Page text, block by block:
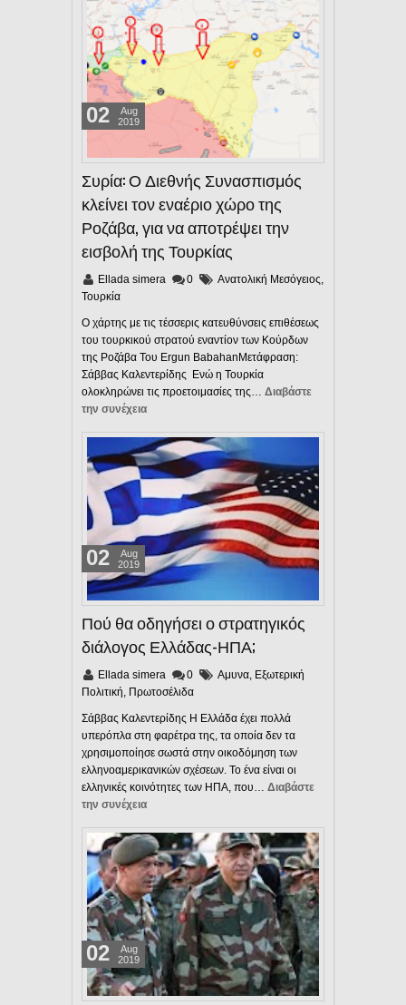
Συρία: Ο Διεθνής Συνασπισμός
κλείνει τον εναέριο χώρο της
Ροζάβα, για να αποτρέψει την
εισβολή της Τουρκίας
Ellada simera 0 Ανατολική Μεσόγειος,
Τουρκία
Ο χάρτης με τις τέσσερις κατευθύνσεις επιθέσεως
του τουρκικού στρατού εναντίον των Κούρδων
της Ροζάβα Του Ergun BabahanΜετάφραση:
Σάββας Καλεντερίδης Ενώ η Τουρκία
ολοκληρώνει τις προετοιμασίες της… Διαβάστε
την συνέχεια
02
Aug
2019
Πού θα οδηγήσει ο στρατηγικός
διάλογος Ελλάδας-ΗΠΑ;
Ellada simera 0 Αμυνα, Εξωτερική
Πολιτική, Πρωτοσέλιδα
Σάββας Καλεντερίδης Η Ελλάδα έχει πολλά
υπερόπλα στη φαρέτρα της, τα οποία δεν τα
χρησιμοποίησε σωστά στην οικοδόμηση των
ελληνοαμερικανικών σχέσεων. Το ένα είναι οι
ελληνικές κοινότητες των ΗΠΑ, που… Διαβάστε
την συνέχεια
02
Aug
2019
02
Aug
2019